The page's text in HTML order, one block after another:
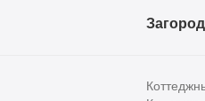
Загород